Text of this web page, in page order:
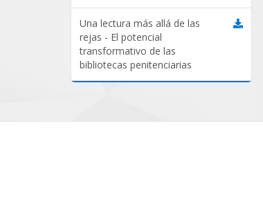
Una lectura más allá de las
rejas - El potencial
transformativo de las
bibliotecas penitenciarias